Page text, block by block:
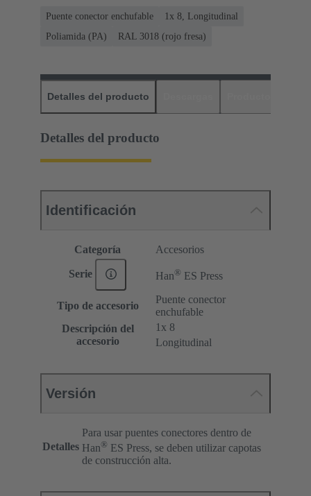
Puente conector enchufable
1x 8, Longitudinal
Poliamida (PA)
RAL 3018 (rojo fresa)
Detalles del producto
Detalles del producto
Identificación
Categoría Accesorios
Serie Han® ES Press
Tipo de accesorio
Puente conector
enchufable
Descripción del
accesorio
1x 8
Longitudinal
Versión
Detalles
Para usar puentes conectores dentro de
Han® ES Press, se deben utilizar capotas
de construcción alta.